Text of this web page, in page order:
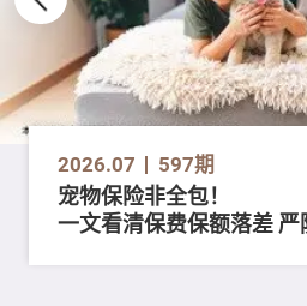
2026.07 597期
宠物保险非全包！
一文看清保费保额落差